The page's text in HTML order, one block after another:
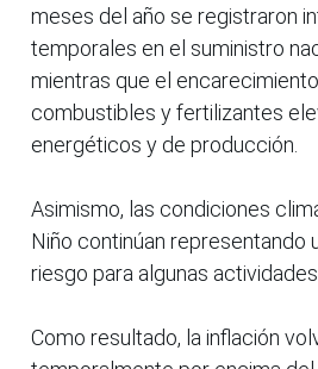
meses del año se registraron
temporales en el suministro
mientras que el
combustibles y fertilizantes
energéticos y de producción.
Asimismo, las condiciones
Niño continúan representando
riesgo para algunas
Como resultado, la inflación